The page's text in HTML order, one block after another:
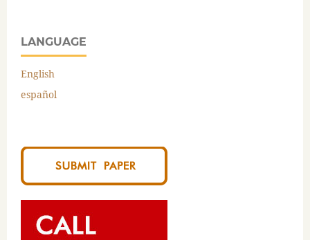
LANGUAGE
English
español